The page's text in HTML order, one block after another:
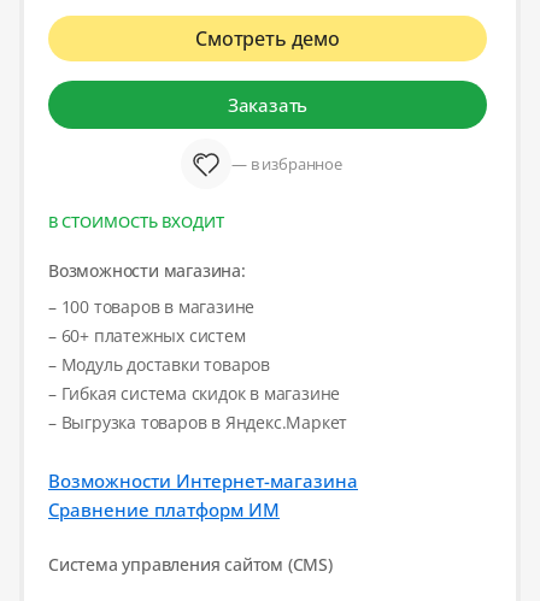
Смотреть демо
Заказать
— в избранное
В СТОИМОСТЬ ВХОДИТ
Возможности магазина:
– 100 товаров в магазине
– 60+ платежных систем
– Модуль доставки товаров
– Гибкая система скидок в магазине
– Выгрузка товаров в Яндекс.Маркет
Возможности Интернет-магазина
Сравнение платформ ИМ
Система управления сайтом (CMS)